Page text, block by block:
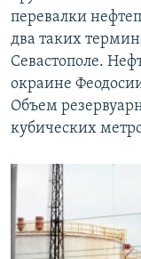
перевалки
два таких
Севастополе.
окраине
Объем
кубических